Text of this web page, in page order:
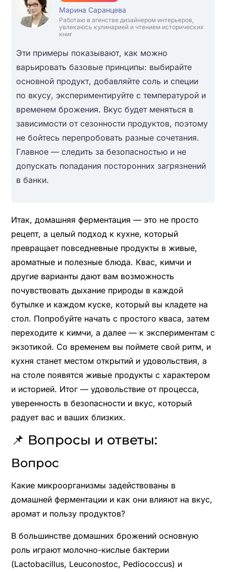
Марина Саранцева
Работаю в агенстве дизайнером интерьеров,
увлекаюсь кулинарией и чтением исторических
книг
Эти примеры показывают, как можно
варьировать базовые принципы: выбирайте
основной продукт, добавляйте соль и специи
по вкусу, экспериментируйте с температурой и
временем брожения. Вкус будет меняться в
зависимости от сезонности продуктов, поэтому
не бойтесь перепробовать разные сочетания.
Главное — следить за безопасностью и не
допускать попадания посторонних загрязнений
в банки.
Итак, домашняя ферментация — это не просто
рецепт, а целый подход к кухне, который
превращает повседневные продукты в живые,
ароматные и полезные блюда. Квас, кимчи и
другие варианты дают вам возможность
почувствовать дыхание природы в каждой
бутылке и каждом куске, который вы кладете на
стол. Попробуйте начать с простого кваса, затем
переходите к кимчи, а далее — к экспериментам с
экзотикой. Со временем вы поймете свой ритм, и
кухня станет местом открытий и удовольствия, а
на столе появятся живые продукты с характером
и историей. Итог — удовольствие от процесса,
уверенность в безопасности и вкус, который
радует вас и ваших близких.
📌 Вопросы и ответы:
Вопрос
Какие микроорганизмы задействованы в
домашней ферментации и как они влияют на вкус,
аромат и пользу продуктов?
В большинстве домашних брожений основную
роль играют молочно-кислые бактерии
(Lactobacillus, Leuconostoc, Pediococcus) и